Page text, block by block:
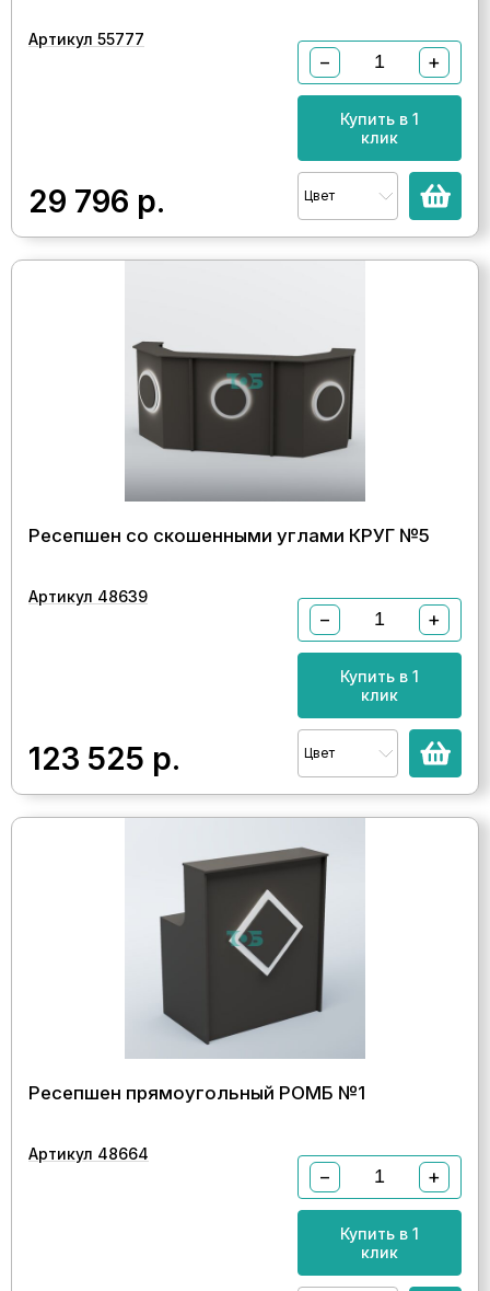
Артикул 55777
29 796 р.
− +
Купить в 1
клик
Цвет
Ресепшен со скошенными углами КРУГ №5
Артикул 48639
123 525 р.
− +
Купить в 1
клик
Цвет
Ресепшен прямоугольный РОМБ №1
Артикул 48664
− +
Купить в 1
клик